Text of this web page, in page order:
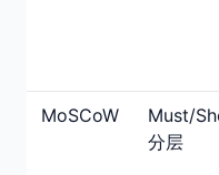
MoSCoW
Must/
分层